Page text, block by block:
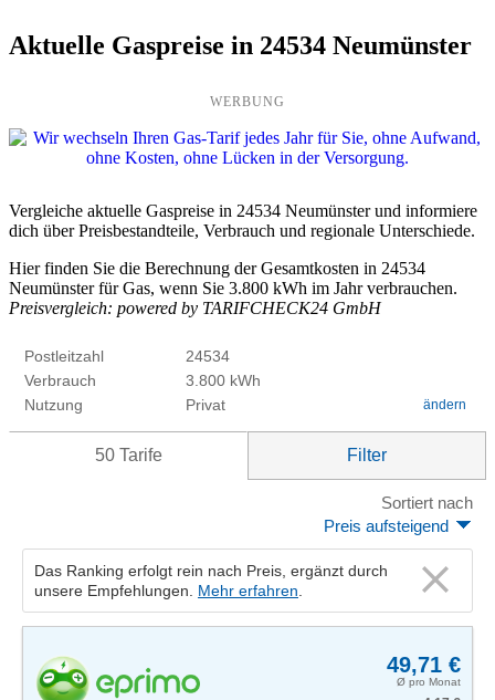
Aktuelle Gaspreise in 24534 Neumünster
WERBUNG
Vergleiche aktuelle Gaspreise in 24534 Neumünster und informiere
dich über Preisbestandteile, Verbrauch und regionale Unterschiede.
Hier finden Sie die Berechnung der Gesamtkosten in 24534
Neumünster für Gas, wenn Sie 3.800 kWh im Jahr verbrauchen.
Preisvergleich: powered by TARIFCHECK24 GmbH